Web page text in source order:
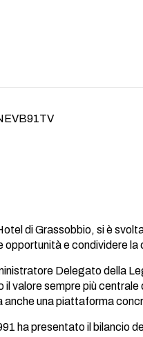
VB91TV
di Grassobbio, si è
e condividere
Delegato della
valore sempre più
una piattaforma
ha presentato il bilancio